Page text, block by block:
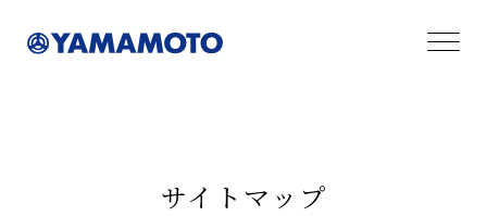
サイトマップ